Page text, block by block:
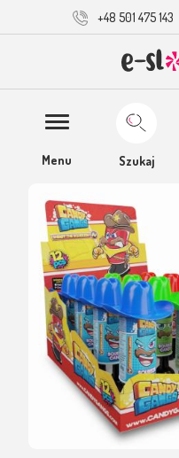
+48 501 475 143
Menu Szukaj